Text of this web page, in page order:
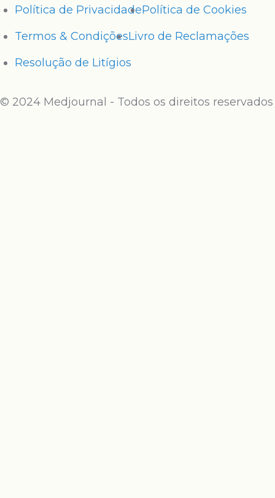
Política de PrivacidadePolítica de Cookies
Termos & CondiçõesLivro de Reclamações
Resolução de Litígios
© 2024 Medjournal - Todos os direitos reservados